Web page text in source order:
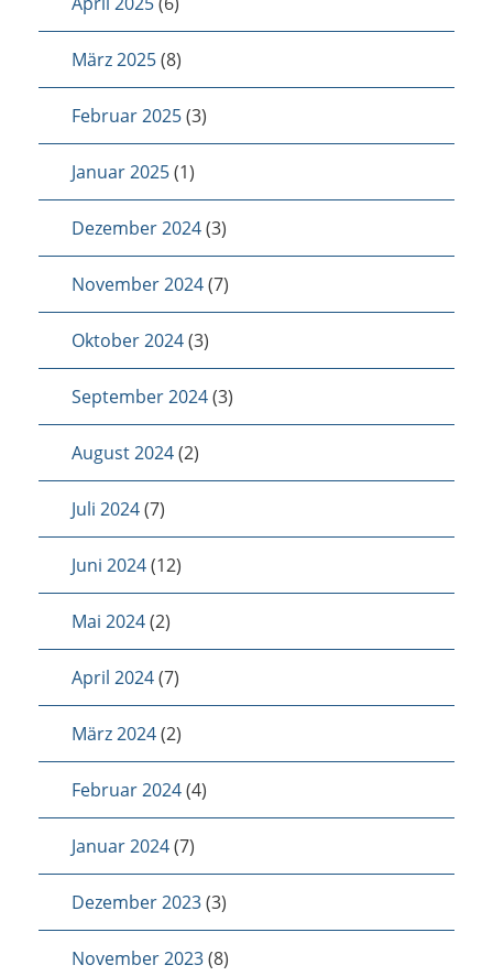
März 2025(8)
Februar 2025(3)
Januar 2025(1)
Dezember 2024(3)
November 2024(7)
Oktober 2024(3)
September 2024(3)
August 2024(2)
Juli 2024(7)
Juni 2024(12)
Mai 2024(2)
April 2024(7)
März 2024(2)
Februar 2024(4)
Januar 2024(7)
Dezember 2023(3)
November 2023(8)